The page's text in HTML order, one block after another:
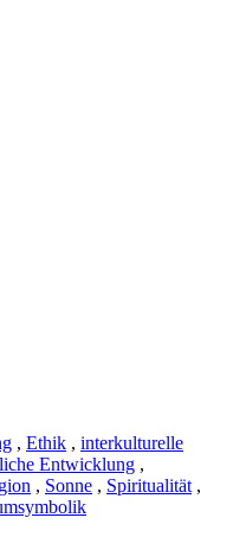
, Ethik , interkulturelle
Entwicklung ,
, Sonne , Spiritualität ,